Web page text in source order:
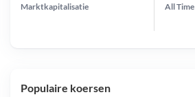
Marktkapitalisatie All Time
Populaire koersen